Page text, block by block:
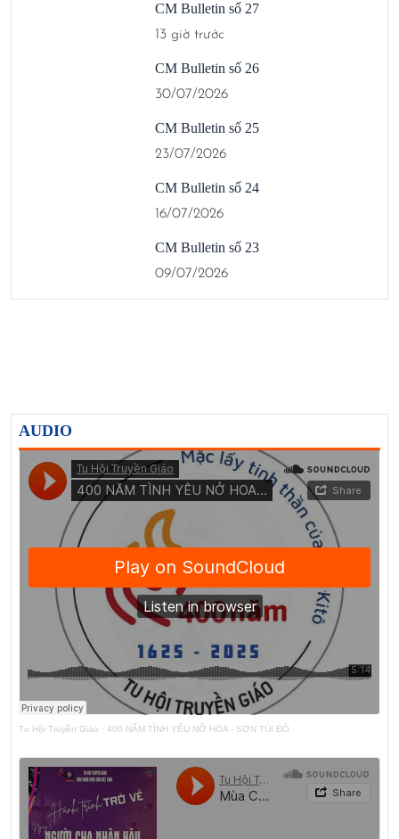
CM Bulletin số 27
13 giờ trước
CM Bulletin số 26
30/07/2026
CM Bulletin số 25
23/07/2026
CM Bulletin số 24
16/07/2026
CM Bulletin số 23
09/07/2026
AUDIO
Tu Hội Truyền Giáo · 400 NĂM TÌNH YÊU NỞ HOA - SƠN TÚI ĐỎ